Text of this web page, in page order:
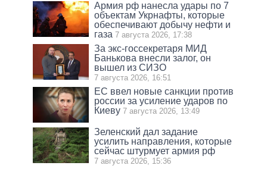
Армия рф нанесла удары по 7
объектам Укрнафты, которые
обеспечивают добычу нефти и
газа 7 августа 2026, 17:38
За экс-госсекретаря МИД
Банькова внесли залог, он
вышел из СИЗО
7 августа 2026, 16:51
ЕС ввел новые санкции против
россии за усиление ударов по
Киеву 7 августа 2026, 13:49
Зеленский дал задание
усилить направления, которые
сейчас штурмует армия рф
7 августа 2026, 15:36